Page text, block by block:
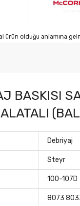
ürün olduğu anlamına
BASKISI
Debriyaj
Steyr
100-107D
8073